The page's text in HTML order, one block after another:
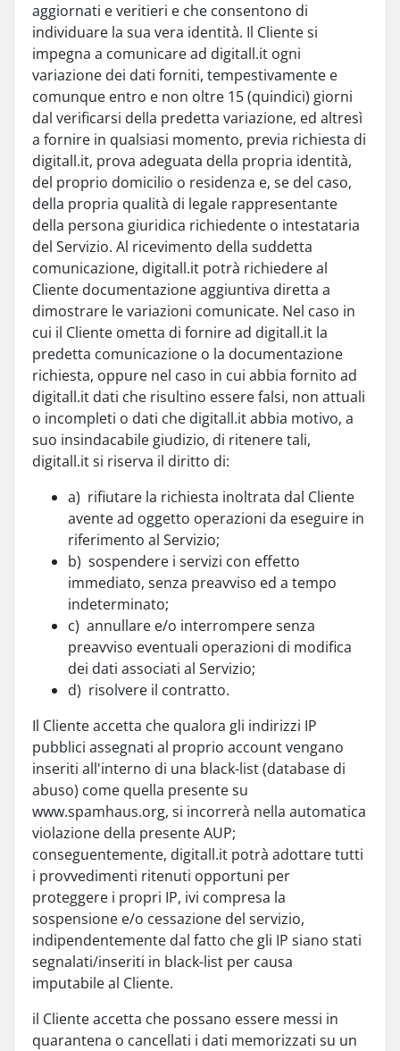
aggiornati e veritieri e che consentono di
individuare la sua vera identità. Il Cliente si
impegna a comunicare ad digitall.it ogni
variazione dei dati forniti, tempestivamente e
comunque entro e non oltre 15 (quindici) giorni
dal verificarsi della predetta variazione, ed altresì
a fornire in qualsiasi momento, previa richiesta di
digitall.it, prova adeguata della propria identità,
del proprio domicilio o residenza e, se del caso,
della propria qualità di legale rappresentante
della persona giuridica richiedente o intestataria
del Servizio. Al ricevimento della suddetta
comunicazione, digitall.it potrà richiedere al
Cliente documentazione aggiuntiva diretta a
dimostrare le variazioni comunicate. Nel caso in
cui il Cliente ometta di fornire ad digitall.it la
predetta comunicazione o la documentazione
richiesta, oppure nel caso in cui abbia fornito ad
digitall.it dati che risultino essere falsi, non attuali
o incompleti o dati che digitall.it abbia motivo, a
suo insindacabile giudizio, di ritenere tali,
digitall.it si riserva il diritto di:
a) rifiutare la richiesta inoltrata dal Cliente
avente ad oggetto operazioni da eseguire in
riferimento al Servizio;
b) sospendere i servizi con effetto
immediato, senza preavviso ed a tempo
indeterminato;
c) annullare e/o interrompere senza
preavviso eventuali operazioni di modifica
dei dati associati al Servizio;
d) risolvere il contratto.
Il Cliente accetta che qualora gli indirizzi IP
pubblici assegnati al proprio account vengano
inseriti all'interno di una black-list (database di
abuso) come quella presente su
www.spamhaus.org, si incorrerà nella automatica
violazione della presente AUP;
conseguentemente, digitall.it potrà adottare tutti
i provvedimenti ritenuti opportuni per
proteggere i propri IP, ivi compresa la
sospensione e/o cessazione del servizio,
indipendentemente dal fatto che gli IP siano stati
segnalati/inseriti in black-list per causa
imputabile al Cliente.
il Cliente accetta che possano essere messi in
quarantena o cancellati i dati memorizzati su un